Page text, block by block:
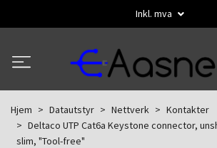
Inkl. mva
Hjem Datautstyr Nettverk
Kontakter
Deltaco UTP Cat6a Keystone connector,
slim, "Tool-free"